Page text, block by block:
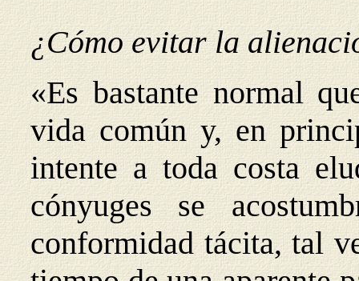
¿Cómo evitar la
«Es bastante normal
vida común y, en
intente a toda costa
cónyuges se
conformidad tácita, tal